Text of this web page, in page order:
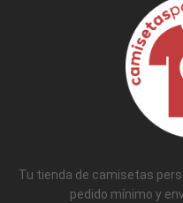
Tu tienda de camisetas
pedido mínimo y